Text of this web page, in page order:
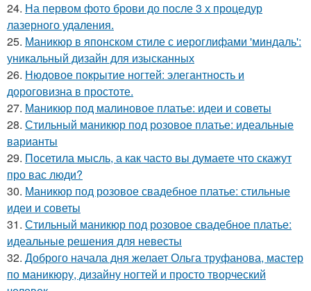
24. На первом фото брови до после 3 х процедур
лазерного удаления.
25. Маникюр в японском стиле с иероглифами 'миндаль':
уникальный дизайн для изысканных
26. Нюдовое покрытие ногтей: элегантность и
дороговизна в простоте.
27. Маникюр под малиновое платье: идеи и советы
28. Стильный маникюр под розовое платье: идеальные
варианты
29. Посетила мысль, а как часто вы думаете что скажут
про вас люди?
30. Маникюр под розовое свадебное платье: стильные
идеи и советы
31. Стильный маникюр под розовое свадебное платье:
идеальные решения для невесты
32. Доброго начала дня желает Ольга труфанова, мастер
по маникюру, дизайну ногтей и просто творческий